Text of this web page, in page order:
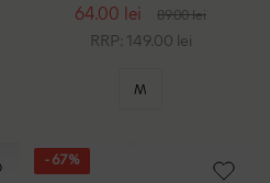
64.00 lei 89.00 lei
RRP: 149.00 lei
M
- 67%